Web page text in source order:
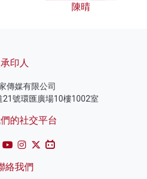
陳晴
承印人
傳媒有限公司
21號環匯廣場10樓1002室
的社交平台
絡我們